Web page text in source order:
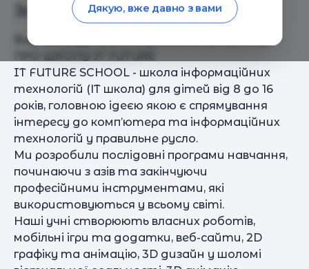
Загальний опис
Вид закладу - Центр дитячого розвитку
ПРО ШКОЛУ IT FUTURE
IT FUTURE SCHOOL - школа інформаційних
технологій (ІТ школа) для дітей від 8 до 16
років, головною ідеєю якою є спрямування
інтересу до комп’ютера та інформаційних
технологій у правильне русло.
Ми розробили послідовні програми навчання,
починаючи з азів та закінчуючи
професійними інструментами, які
використовуються у всьому світі.
Наші учні створюють власних роботів,
мобільні ігри та додатки, веб-сайти, 2D
графіку та анімацію, 3D дизайн у шоломі
Дякую, вже давно з вами